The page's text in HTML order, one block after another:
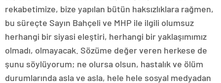
rekabetimize, bize yapılan bütün haksızlıklara rağmen,
bu süreçte Sayın Bahçeli ve MHP ile ilgili olumsuz
herhangi bir siyasi eleştiri, herhangi bir yaklaşımımız
olmadı, olmayacak. Sözüme değer veren herkese de
şunu söylüyorum; ne olursa olsun, hastalık ve ölüm
durumlarında asla ve asla, hele hele sosyal medyadan